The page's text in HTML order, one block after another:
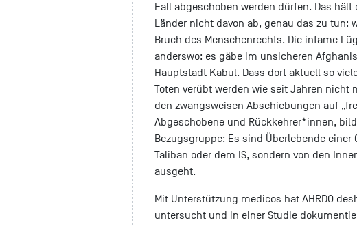
Fall abgeschoben werden dürfen. Das
Länder nicht davon ab, genau das zu tun:
Bruch des Menschenrechts. Die infame
anderswo: es gäbe im unsicheren
Hauptstadt Kabul. Dass dort aktuell so
Toten verübt werden wie seit Jahren nicht
den zwangsweisen Abschiebungen auf
Abgeschobene und Rückkehrer*innen,
Bezugsgruppe: Es sind Überlebende
Taliban oder dem IS, sondern von den
ausgeht.
Mit Unterstützung medicos hat AHRDO
untersucht und in einer Studie